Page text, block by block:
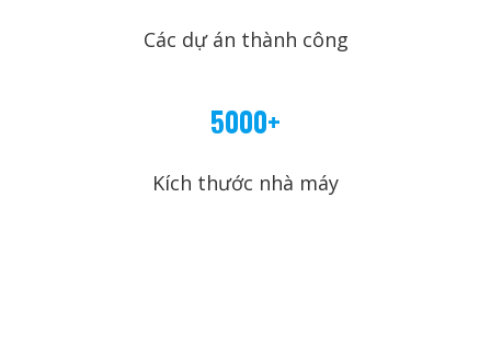
Các dự án thành công
5000+
Kích thước nhà máy